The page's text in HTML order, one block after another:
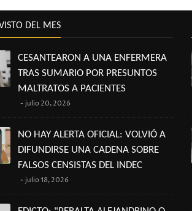
DEL MES
CESANTEARON A UNA ENFERMERA
TRAS SUMARIO POR PRESUNTOS
MALTRATOS A PACIENTES
julio 20, 2026
NO HAY ALERTA OFICIAL: VOLVIÓ A
DIFUNDIRSE UNA CADENA SOBRE
FALSOS CENSISTAS DEL INDEC
julio 18, 2026